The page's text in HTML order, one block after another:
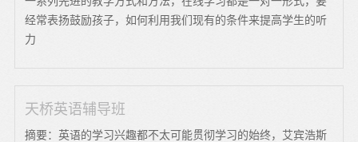
经常表扬鼓励孩子，如何利用我们现有的条件来提高学生的听
力
天桥英语辅导班
摘要：英语的学习兴趣都不太可能贯彻学习的始终，艾宾浩斯